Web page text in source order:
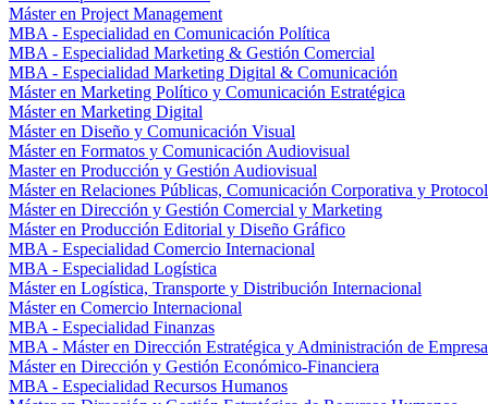
Máster en Project Management
MBA - Especialidad en Comunicación Política
MBA - Especialidad Marketing & Gestión Comercial
MBA - Especialidad Marketing Digital & Comunicación
Máster en Marketing Político y Comunicación Estratégica
Máster en Marketing Digital
Máster en Diseño y Comunicación Visual
Máster en Formatos y Comunicación Audiovisual
Master en Producción y Gestión Audiovisual
Máster en Relaciones Públicas, Comunicación Corporativa y
Máster en Dirección y Gestión Comercial y Marketing
Máster en Producción Editorial y Diseño Gráfico
MBA - Especialidad Comercio Internacional
MBA - Especialidad Logística
Máster en Logística, Transporte y Distribución Internacional
Máster en Comercio Internacional
MBA - Especialidad Finanzas
MBA - Máster en Dirección Estratégica y Administración de
Máster en Dirección y Gestión Económico-Financiera
MBA - Especialidad Recursos Humanos